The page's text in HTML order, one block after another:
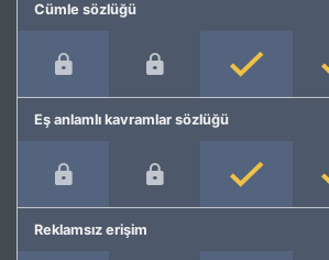
Cümle sözlüğü
Eş anlamlı kavramlar sözlüğü
Reklamsız erişim